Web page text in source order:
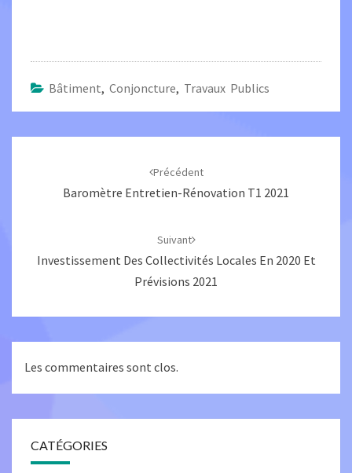
Bâtiment, Conjoncture, Travaux Publics
Précédent
Baromètre Entretien-Rénovation T1 2021
Suivant
Investissement Des Collectivités Locales En 2020 Et
Prévisions 2021
Les commentaires sont clos.
CATÉGORIES